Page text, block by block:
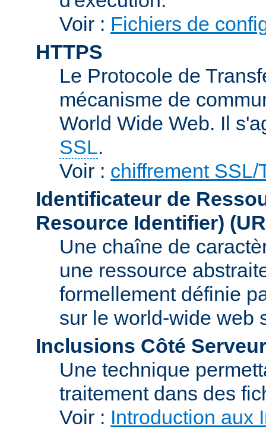
Voir : Fichiers de
HTTPS
Le Protocole de
mécanisme de
World Wide Web. Il
SSL.
Voir : chiffrement SSL/
Identificateur de
Resource Identifier)
Une chaîne de
une ressource
formellement définie
sur le world-wide web
Inclusions Côté
Une technique
traitement dans des
Voir : Introduction aux